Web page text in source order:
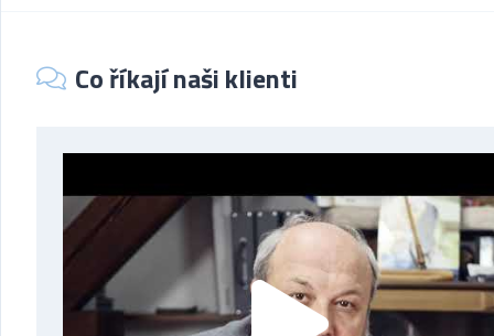
Co říkají naši klienti